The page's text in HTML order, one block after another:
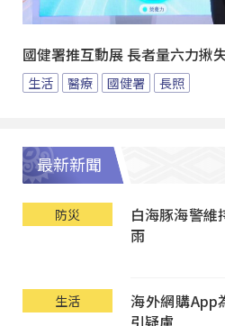
國健署推互動展 長者量六力揪
生活 醫療 國健署 長照
最新新聞
防災
白海豚海警
雨
生活
海外網購App
引疑慮